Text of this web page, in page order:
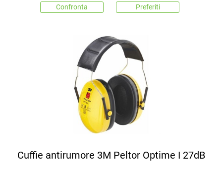
Confronta Preferiti
Cuffie antirumore 3M Peltor Optime I 27dB